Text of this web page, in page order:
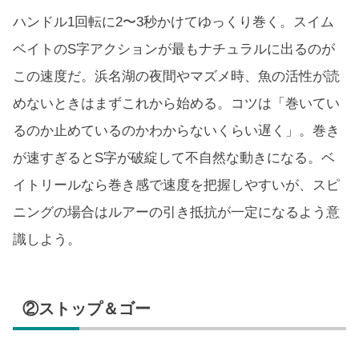
ハンドル1回転に2〜3秒かけてゆっくり巻く。スイム
ベイトのS字アクションが最もナチュラルに出るのが
この速度だ。浜名湖の夜間やマズメ時、魚の活性が読
めないときはまずこれから始める。コツは「巻いてい
るのか止めているのかわからないくらい遅く」。巻き
が速すぎるとS字が破綻して不自然な動きになる。ベ
イトリールなら巻き感で速度を把握しやすいが、スピ
ニングの場合はルアーの引き抵抗が一定になるよう意
識しよう。
②ストップ＆ゴー